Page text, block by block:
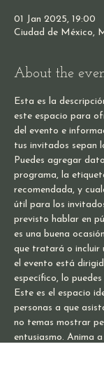
01 Jan 2025, 19:00
Ciudad de México,
About the
Esta es la
este espacio para
del evento e
tus invitados sepan
Puedes agregar
programa, la
recomendada, y
útil para los
previsto hablar en
es una buena
que tratará o incluir
el evento está
específico, lo
Este es el espacio
personas a que
no temas mostrar
entusiasmo. Anima